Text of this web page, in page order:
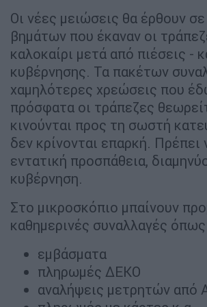
Οι νέες μειώσεις θα έρθουν
βημάτων που έκαναν οι
καλοκαίρι μετά από πιέσεις -
κυβέρνησης. Τα πακέτων
χαμηλότερες χρεώσεις που
πρόσφατα οι τράπεζες
κινούνται προς τη σωστή
δεν κρίνονται επαρκή. Πρέπει
εντατική προσπάθεια,
κυβέρνηση.
Στο μικροσκόπιο μπαίνουν
καθημερινές συναλλαγές
εμβάσματα
πληρωμές ΔΕΚΟ
αναλήψεις μετρητών από